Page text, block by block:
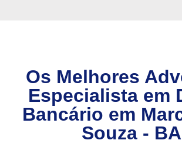
Os Melhores
Especialista em
Bancário em
Souza - BA